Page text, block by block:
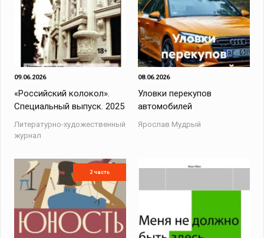
09.06.2026
«Российский колокол».
Специальный выпуск. 2025
Литературно-художественный
журнал
08.06.2026
Уловки перекупов
автомобилей
Ярослав Мудрый
2 часть